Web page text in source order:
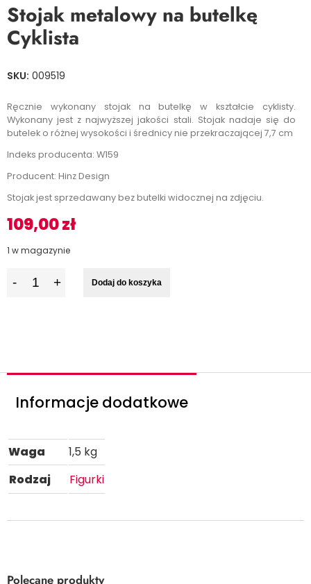
Stojak metalowy na butelkę
Cyklista
SKU: 009519
Ręcznie wykonany stojak na butelkę w kształcie cyklisty.
Wykonany jest z najwyższej jakości stali. Stojak nadaje się do
butelek o różnej wysokości i średnicy nie przekraczającej 7,7 cm
Indeks producenta: W159
Producent: Hinz Design
Stojak jest sprzedawany bez butelki widocznej na zdjęciu.
109,00zł
1 w magazynie
Dodaj do koszyka
Informacje dodatkowe
Waga
1,5 kg
Rodzaj
Figurki
Polecane produkty